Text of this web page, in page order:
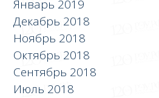
Январь 2019
Декабрь 2018
Ноябрь 2018
Октябрь 2018
Сентябрь 2018
Июль 2018